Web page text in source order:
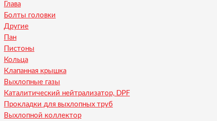
Глава
Болты головки
Другие
Пан
Пистоны
Кольца
Клапанная крышка
Выхлопные газы
Каталитический нейтрализатор, DPF
Прокладки для выхлопных труб
Выхлопной коллектор